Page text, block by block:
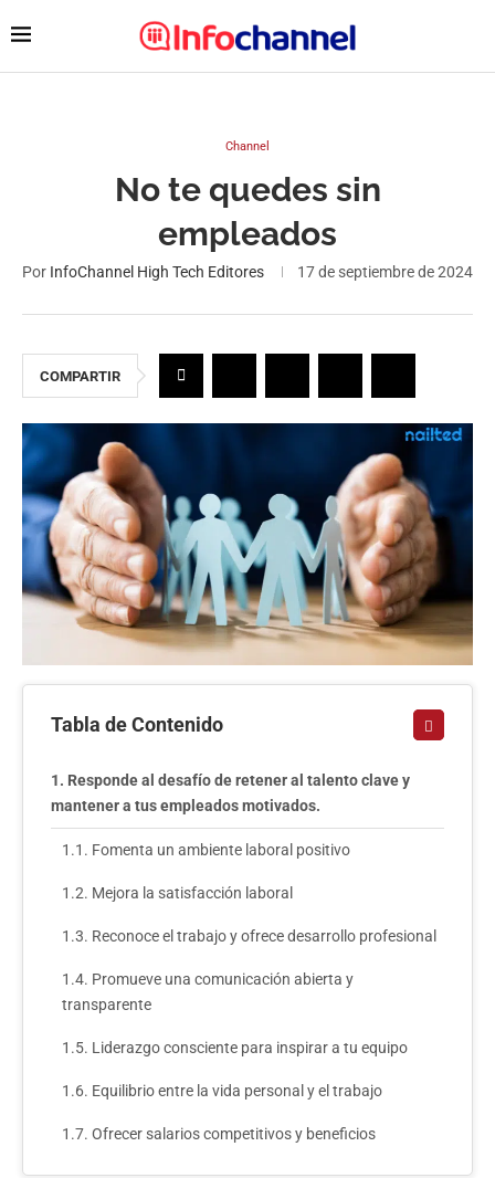
Channel
No te quedes sin
empleados
Por InfoChannel High Tech Editores 17 de septiembre de 2024
COMPARTIR
Tabla de Contenido
Responde al desafío de retener al talento clave y
mantener a tus empleados motivados.
Fomenta un ambiente laboral positivo
Mejora la satisfacción laboral
Reconoce el trabajo y ofrece desarrollo profesional
Promueve una comunicación abierta y
transparente
Liderazgo consciente para inspirar a tu equipo
Equilibrio entre la vida personal y el trabajo
Ofrecer salarios competitivos y beneficios